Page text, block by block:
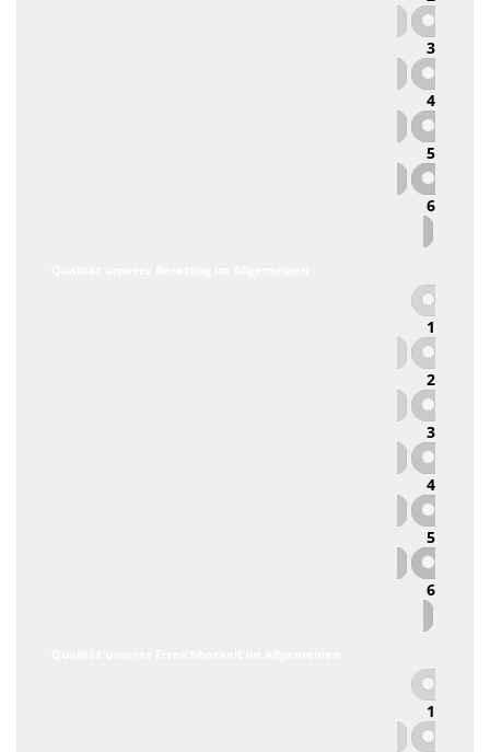
3
4
5
6
1
2
3
4
5
6
1